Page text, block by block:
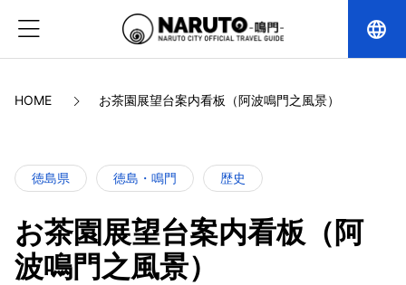
language
HOME お茶園展望台案内看板（阿波鳴門之風景）
徳島県 徳島・鳴門 歴史
お茶園展望台案内看板（阿
波鳴門之風景）